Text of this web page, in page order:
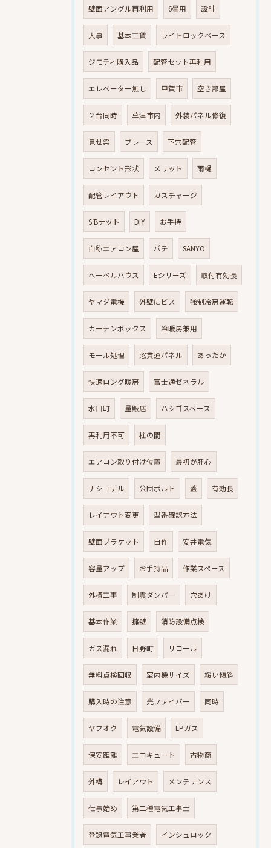
壁面アングル再利用 6畳用 設計
大事 基本工賃 ライトロックベース
ジモティ購入品 配管セット再利用
エレベーター無し 甲賀市 空き部屋
２台同時 草津市内 外装パネル修復
見せ梁 ブレース 下穴配管
コンセント形状 メリット 雨樋
配管レイアウト ガスチャージ
S’Bナット DIY お手持
自称エアコン屋 パテ SANYO
へーベルハウス Eシリーズ 取付有効長
ヤマダ電機 外壁にビス 強制冷房運転
カーテンボックス 冷暖房兼用
モール処理 窓貫通パネル あったか
快適ロング暖房 富士通ゼネラル
水口町 量販店 ハシゴスペース
再利用不可 柱の間
エアコン取り付け位置 最初が肝心
ナショナル 公団ボルト 蓋 有効長
レイアウト変更 型番確認方法
壁面ブラケット 自作 安井電気
容量アップ お手持品 作業スペース
外構工事 制震ダンパー 穴あけ
基本作業 擁壁 消防設備点検
ガス漏れ 日野町 リコール
無料点検回収 室内機サイズ 緩い傾斜
購入時の注意 光ファイバー 同時
ヤフオク 電気設備 LPガス
保安距離 エコキュート 古物商
外構 レイアウト メンテナンス
仕事始め 第二種電気工事士
登録電気工事業者 インシュロック